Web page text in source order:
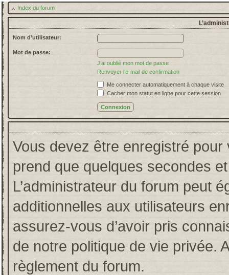
Index du forum
Nom d’utilisateur:
Mot de passe:
J’ai oublié mon mot de passe
Renvoyer l’e-mail de confirmation
Me connecter automatiquement à chaque visite
Cacher mon statut en ligne pour cette session
Vous devez être enregistré pour
prend que quelques secondes
L’administrateur du forum peut
additionnelles aux utilisateurs
assurez-vous d’avoir pris
de notre politique de vie privée.
règlement du forum.